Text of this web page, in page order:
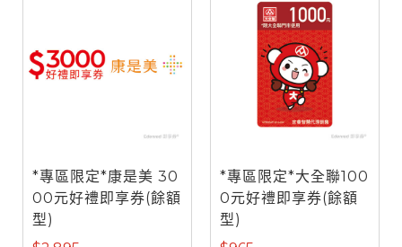
*專區限定*康是美 30
00元好禮即享券(餘額
型)
*專區限定*大全聯100
0元好禮即享券(餘額
型)